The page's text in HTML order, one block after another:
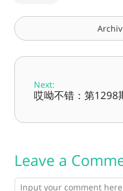
Next:
哎呦不错：第1298
Leave a